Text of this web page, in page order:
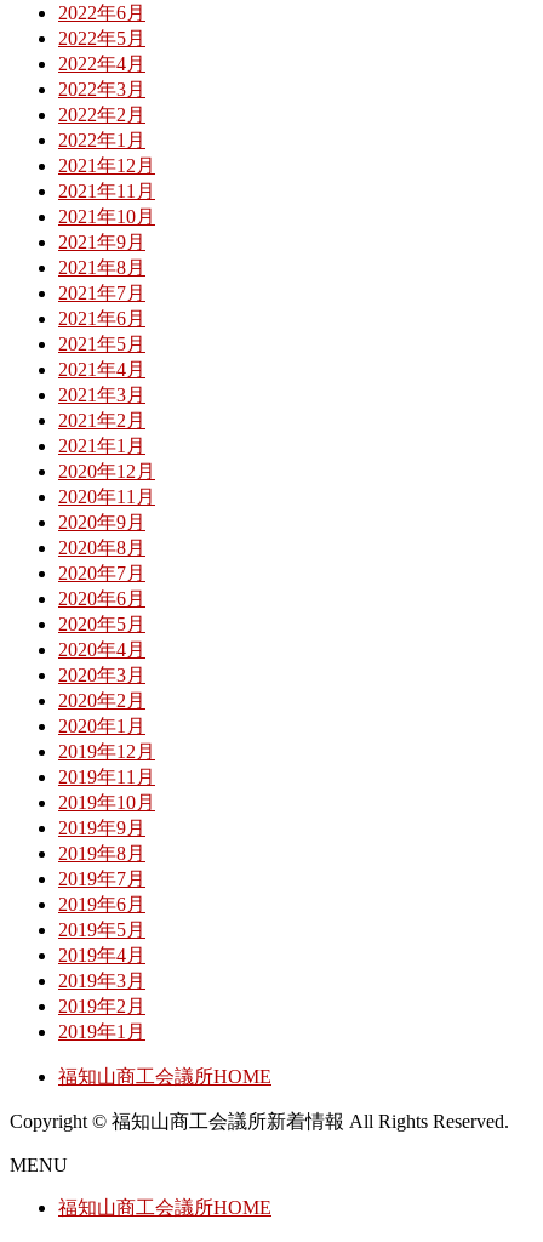
2022年6月
2022年5月
2022年4月
2022年3月
2022年2月
2022年1月
2021年12月
2021年11月
2021年10月
2021年9月
2021年8月
2021年7月
2021年6月
2021年5月
2021年4月
2021年3月
2021年2月
2021年1月
2020年12月
2020年11月
2020年9月
2020年8月
2020年7月
2020年6月
2020年5月
2020年4月
2020年3月
2020年2月
2020年1月
2019年12月
2019年11月
2019年10月
2019年9月
2019年8月
2019年7月
2019年6月
2019年5月
2019年4月
2019年3月
2019年2月
2019年1月
福知山商工会議所HOME
Copyright © 福知山商工会議所新着情報 All Rights Reserved.
MENU
福知山商工会議所HOME